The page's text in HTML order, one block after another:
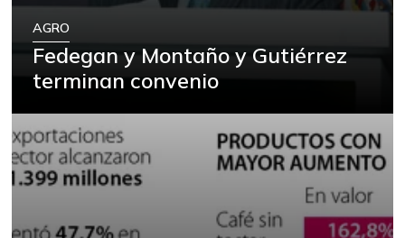
AGRO
Fedegan y Montaño y Gutiérrez
terminan convenio